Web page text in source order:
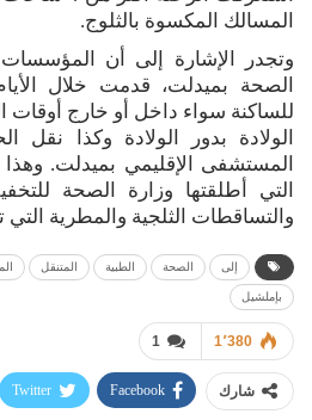
المسالك المكسوة بالثلوج.
وتجدر الإشارة إلى أن المؤسسات
الصحة بميدلت، قدمت خلال
للساكنة سواء داخل أو خارج أوقات
الولادة بدور الولادة وكذا
المستشفى الإقليمي بميدلت.
التي أطلقتها وزارة الصحة
والتساقطات الثلجية والمطرية التي
إلى الصحة الطبية المتنقل
بإملشيل
1 1٬380
شارك Facebook
Twitter